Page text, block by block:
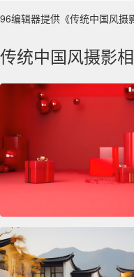
96编辑器提供《传统中国风摄
传统中国风摄影